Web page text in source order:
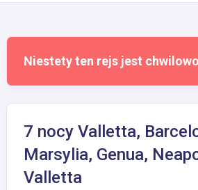
Niestety ten rejs jest
7 nocy Valletta,
Marsylia, Genua,
Valletta